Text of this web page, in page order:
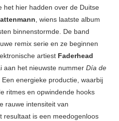
het hier hadden over de Duitse
, wiens laatste album
binnenstormde. De band
remix serie en ze beginnen
artiest Faderhead
aan het nieuwste nummer Día de
energieke productie, waarbij
ritmes en opwindende hooks
rauwe intensiteit van
resultaat is een meedogenloos